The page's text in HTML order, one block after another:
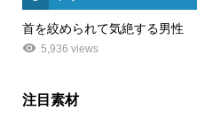
首を絞められて気絶する男性
5,936 views
注目素材